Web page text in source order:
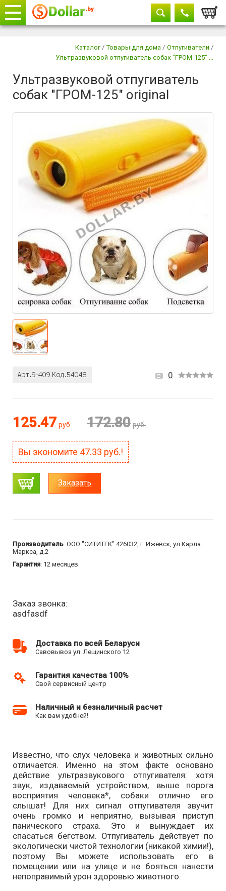
+375 29882-11-33
+375 17 315-37-77
Каталог / Товары для дома / Отпугиватели /
Ультразвуковой отпугиватель собак "ГРОМ-125" ...
Ультразвуковой отпугиватель
собак "ГРОМ-125" original
0
125.47 руб. 172.80 руб.
Вы экономите 47.33 руб.!
Заказать
Производитель: ООО "СИТИТЕК" 426032, г. Ижевск, ул.Карла
Маркса, д.2
Гарантия: 12 месяцев
Заказ звонка:
asdfasdf
Доставка по всей Беларуси
Савовывоз ул. Лещинского 12
Гарантия качества 100%
Свой сервисный центр
Наличный и безналичный расчет
Как вам удобней!
Известно, что слух человека и животных сильно
отличается. Именно на этом факте основано
действие ультразвукового отпугивателя: хотя
звук, издаваемый устройством, выше порога
восприятия человека*, собаки отлично его
слышат! Для них сигнал отпугивателя звучит
очень громко и неприятно, вызывая приступ
панического страха. Это и вынуждает их
спасаться бегством. Отпугиватель действует по
экологически чистой технологии (никакой химии!),
поэтому Вы можете использовать его в
помещении или на улице и не бояться нанести
непоправимый урон здоровью животного.